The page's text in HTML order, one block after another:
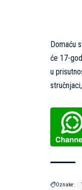
Domaću
će 17-
u
Oznake: